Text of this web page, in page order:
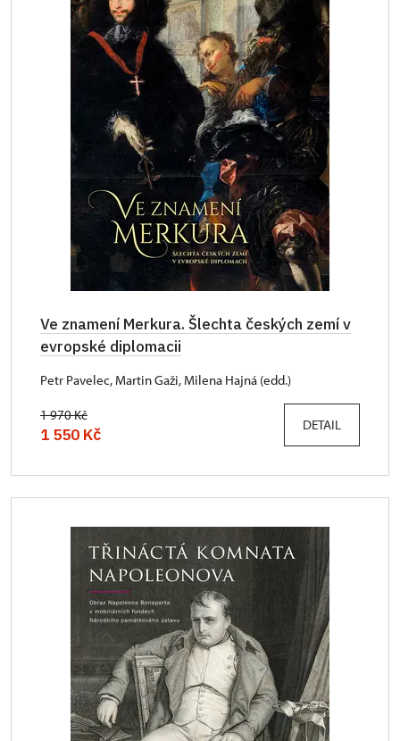
Ve znamení Merkura. Šlechta českých zemí v
evropské diplomacii
Petr Pavelec, Martin Gaži, Milena Hajná (edd.)
1 970 Kč
1 550 Kč DETAIL